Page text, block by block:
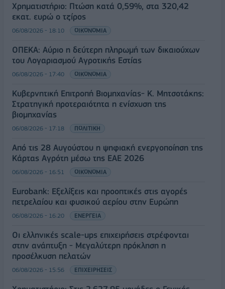
Χρηματιστήριο: Πτώση κατά 0,59%, στα 320,42
εκατ. ευρώ ο τζίρος
06/08/2026 - 18:10 ΟΙΚΟΝΟΜΙΑ
ΟΠΕΚΑ: Αύριο η δεύτερη πληρωμή των δικαιούχων
του Λογαριασμού Αγροτικής Εστίας
06/08/2026 - 17:40 ΟΙΚΟΝΟΜΙΑ
Κυβερνητική Επιτροπή Βιομηχανίας- Κ. Μητσοτάκης:
Στρατηγική προτεραιότητα η ενίσχυση της
βιομηχανίας
06/08/2026 - 17:18 ΠΟΛΙΤΙΚΗ
Από τις 28 Αυγούστου η ψηφιακή ενεργοποίηση της
Κάρτας Αγρότη μέσω της ΕΑΕ 2026
06/08/2026 - 16:51 ΟΙΚΟΝΟΜΙΑ
Eurobank: Εξελίξεις και προοπτικές στις αγορές
πετρελαίου και φυσικού αερίου στην Ευρώπη
06/08/2026 - 16:20 ΕΝΕΡΓΕΙΑ
Οι ελληνικές scale-ups επιχειρήσεις στρέφονται
στην ανάπτυξη - Μεγαλύτερη πρόκληση η
προσέλκυση πελατών
06/08/2026 - 15:56 ΕΠΙΧΕΙΡΗΣΕΙΣ